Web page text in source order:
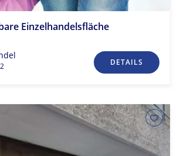
Einzelhandelsfläche
2 DETAILS